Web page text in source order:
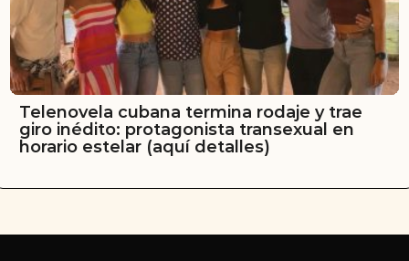
Telenovela cubana termina rodaje y trae
giro inédito: protagonista transexual en
horario estelar (aquí detalles)